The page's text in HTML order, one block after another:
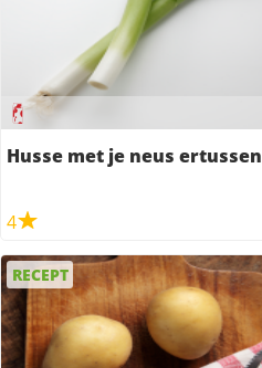
Husse met je neus ertussen
4
RECEPT